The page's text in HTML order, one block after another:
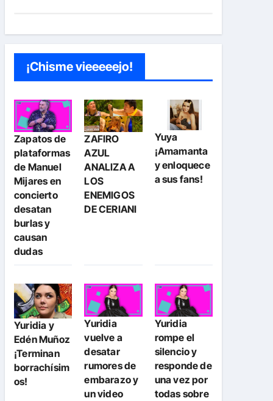
¡Chisme vieeeeejo!
Zapatos de
plataformas
de Manuel
Mijares en
concierto
desatan
burlas y
causan
dudas
ZAFIRO
AZUL
ANALIZA A
LOS
ENEMIGOS
DE CERIANI
Yuya
¡Amamanta
y enloquece
a sus fans!
Yuridia y
Edén Muñoz
¡Terminan
borrachísim
os!
Yuridia
vuelve a
desatar
rumores de
embarazo y
un video
Yuridia
rompe el
silencio y
responde de
una vez por
todas sobre